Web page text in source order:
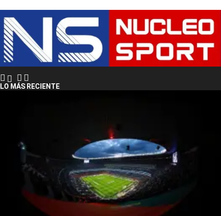
LO MÁS RECIENTE